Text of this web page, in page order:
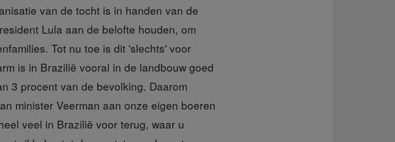
van de tocht is in handen van de
Lula aan de belofte houden, om
Tot nu toe is dit 'slechts' voor
is in Brazilië vooral in de landbouw goed
3 procent van de bevolking. Daarom
minister Veerman aan onze eigen boeren
veel in Brazilië voor terug, waar u